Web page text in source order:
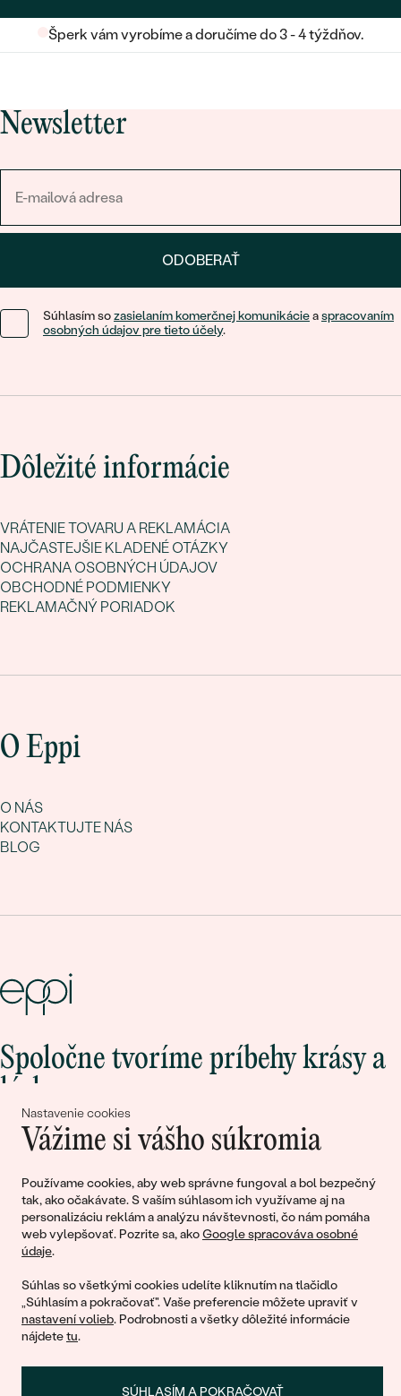
Nastavenie cookies
Vážime si vášho súkromia
Používame cookies, aby web správne fungoval a bol bezpečný
tak, ako očakávate. S vaším súhlasom ich využívame aj na
personalizáciu reklám a analýzu návštevnosti, čo nám pomáha
web vylepšovať. Pozrite sa, akoGoogle spracováva osobné
údaje.
Súhlas so všetkými cookies udelíte kliknutím na tlačidlo
„Súhlasím a pokračovať". Vaše preferencie môžete upraviť v
nastavení volieb. Podrobnosti a všetky dôležité informácie
nájdetetu.
SÚHLASÍM A POKRAČOVAŤ
Šperk vám vyrobíme a doručíme do 3 - 4 týždňov.
Newsletter
ODOBERAŤ
Súhlasím sozasielaním komerčnej komunikácieaspracovaním
osobných údajov pre tieto účely.
Dôležité informácie
VRÁTENIE TOVARU A REKLAMÁCIA
NAJČASTEJŠIE KLADENÉ OTÁZKY
OCHRANA OSOBNÝCH ÚDAJOV
OBCHODNÉ PODMIENKY
REKLAMAČNÝ PORIADOK
O Eppi
O NÁS
KONTAKTUJTE NÁS
BLOG
Spoločne tvoríme príbehy krásy a
lásky
Pripojte sa k nám!
© 2011 - 2026, Eppi.sk